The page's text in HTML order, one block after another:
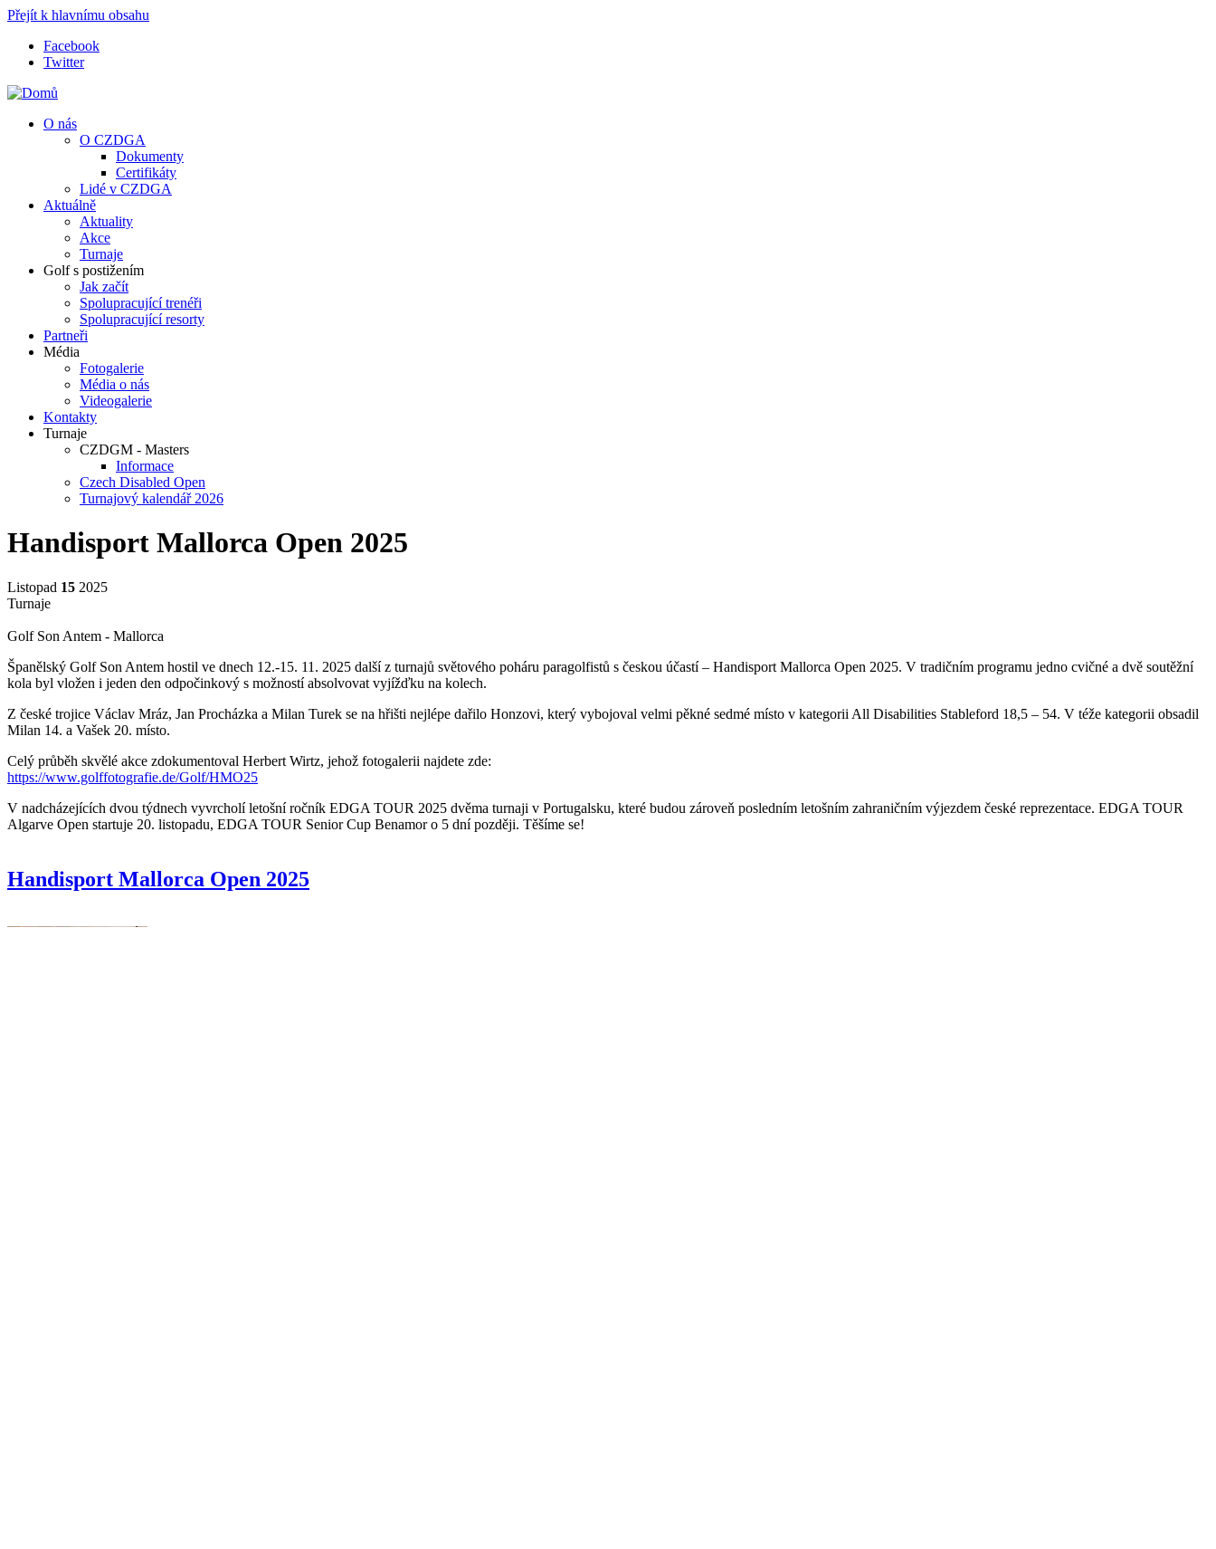
Přejít k hlavnímu obsahu
Facebook
Twitter
O nás
O CZDGA
Dokumenty
Certifikáty
Lidé v CZDGA
Aktuálně
Aktuality
Akce
Turnaje
Golf s postižením
Jak začít
Spolupracující trenéři
Spolupracující resorty
Partneři
Média
Fotogalerie
Média o nás
Videogalerie
Kontakty
Turnaje
CZDGM - Masters
Informace
Czech Disabled Open
Turnajový kalendář 2026
Handisport Mallorca Open 2025
Listopad 15 2025
Turnaje
Golf Son Antem - Mallorca
Španělský Golf Son Antem hostil ve dnech 12.-15. 11. 2025 další z turnajů světového poháru paragolfistů s českou účastí – Handisport Mallorca Open 2025. V tradičním programu jedno cvičné a dvě soutěžní
kola byl vložen i jeden den odpočinkový s možností absolvovat vyjížďku na kolech.
Z české trojice Václav Mráz, Jan Procházka a Milan Turek se na hřišti nejlépe dařilo Honzovi, který vybojoval velmi pěkné sedmé místo v kategorii All Disabilities Stableford 18,5 – 54. V téže kategorii obsadil
Milan 14. a Vašek 20. místo.
Celý průběh skvělé akce zdokumentoval Herbert Wirtz, jehož fotogalerii najdete zde:
https://www.golffotografie.de/Golf/HMO25
V nadcházejících dvou týdnech vyvrcholí letošní ročník EDGA TOUR 2025 dvěma turnaji v Portugalsku, které budou zároveň posledním letošním zahraničním výjezdem české reprezentace. EDGA TOUR
Algarve Open startuje 20. listopadu, EDGA TOUR Senior Cup Benamor o 5 dní později. Těšíme se!
Handisport Mallorca Open 2025